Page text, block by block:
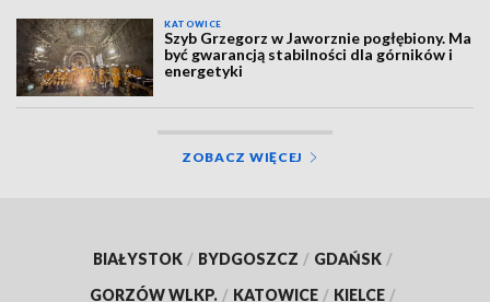
KATOWICE
Szyb Grzegorz w Jaworznie pogłębiony. Ma
być gwarancją stabilności dla górników i
energetyki
ZOBACZ WIĘCEJ
BIAŁYSTOK / BYDGOSZCZ / GDAŃSK /
GORZÓW WLKP. / KATOWICE / KIELCE /